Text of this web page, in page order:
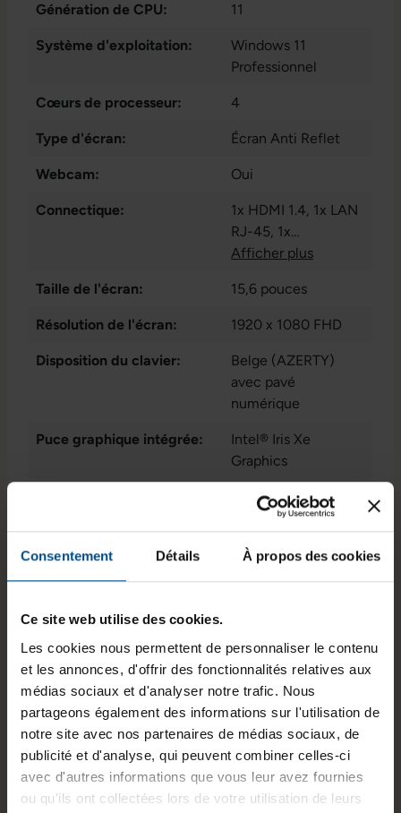
Consentement Détails À propos des cookies
Ce site web utilise des cookies.
Les cookies nous permettent de personnaliser le contenu
et les annonces, d'offrir des fonctionnalités relatives aux
médias sociaux et d'analyser notre trafic. Nous
partageons également des informations sur l'utilisation de
notre site avec nos partenaires de médias sociaux, de
publicité et d'analyse, qui peuvent combiner celles-ci
avec d'autres informations que vous leur avez fournies
ou qu'ils ont collectées lors de votre utilisation de leurs
Informations sur le produit
Le Lenovo ThinkPad E15 Gen 2 est un ordinateur
Génération de CPU: 11
Système d'exploitation:
Windows 11
Professionnel
Cœurs de processeur: 4
Type d'écran: Écran Anti Reflet
Webcam: Oui
Connectique: 1x HDMI 1.4, 1x LAN
RJ-45, 1x
Thunderbolt 4
C, 1x audio /
microphone -
USB 3.2 Gen 1 Typ-A
Afficher plus
Taille de l'écran: 15,6 pouces
Résolution de l'écran: 1920 x 1080 FHD
Disposition du clavier:
Belge (AZERTY)
avec pavé
numérique
Puce graphique intégrée:
Intel® Iris Xe
Graphics
Reconditionné
Programme de partenariat: Non
2020
Dimensions (L x l x H) : 240 x 365 x 18,9 mm
Poids : 1,7 kg